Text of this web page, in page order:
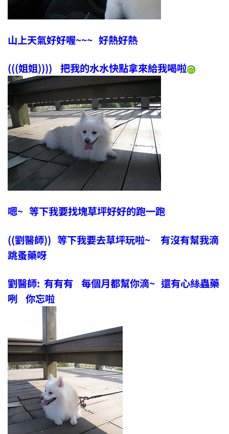
山上天氣好好喔~~~ 好熱好熱
(((姐姐)))) 把我的水水快點拿來給我喝啦
嗯~ 等下我要找塊草坪好好的跑一跑
((劉醫師)) 等下我要去草坪玩啦~ 有沒有幫我滴
跳蚤藥呀
劉醫師: 有有有 每個月都幫你滴~ 還有心絲蟲藥
咧 你忘啦